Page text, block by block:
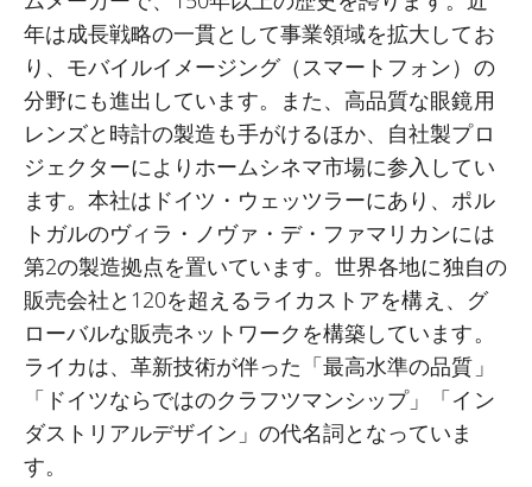
年は成長戦略の一貫として事業領域を拡大してお
り、モバイルイメージング（スマートフォン）の
分野にも進出しています。また、高品質な眼鏡用
レンズと時計の製造も手がけるほか、自社製プロ
ジェクターによりホームシネマ市場に参入してい
ます。本社はドイツ・ウェッツラーにあり、ポル
トガルのヴィラ・ノヴァ・デ・ファマリカンには
第2の製造拠点を置いています。世界各地に独自の
販売会社と 120を超えるライカストアを構え、グ
ローバルな販売ネットワークを構築しています。
ライカは、革新技術が伴った「最高水準の品質」
「ドイツならではのクラフツマンシップ」「イン
ダストリアルデザイン」の代名詞となっていま
す。